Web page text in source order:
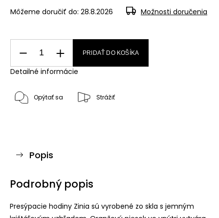
Môžeme doručiť do: 28.8.2026 Možnosti doručenia
PRIDAŤ DO KOŠÍKA
Detailné informácie
Opýtať sa Strážiť
Popis
Podrobný popis
Presýpacie hodiny Zinia sú vyrobené zo skla s jemným